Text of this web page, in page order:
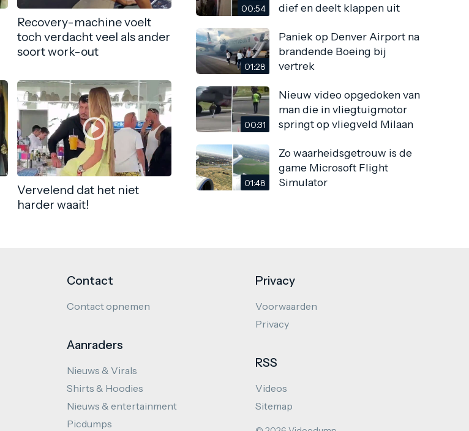
Recovery-machine voelt
toch verdacht veel als ander
soort work-out
Vervelend dat het niet
harder waait!
00:54
dief en deelt klappen uit
01:28
Paniek op Denver Airport na
brandende Boeing bij
vertrek
00:31
Nieuw video opgedoken van
man die in vliegtuigmotor
springt op vliegveld Milaan
01:48
Zo waarheidsgetrouw is de
game Microsoft Flight
Simulator
Contact
Contact opnemen
Aanraders
Nieuws & Virals
Shirts & Hoodies
Nieuws & entertainment
Picdumps
Privacy
Voorwaarden
Privacy
RSS
Videos
Sitemap